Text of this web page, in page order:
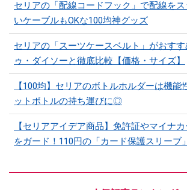
セリアの「配線コードフック」で配線を
いケーブルもOKな100均神グッズ
セリアの「スーツケースベルト」がおす
ゥ・ダイソーと徹底比較【価格・サイズ】
【100均】セリアのボトルホルダーは機能
ットボトルの持ち運びに◎
【セリアアイデア商品】免許証やマイナ
をガード！110円の「カード保護スリーブ